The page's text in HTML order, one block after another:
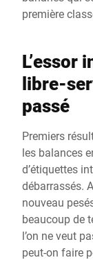
première
L’essor
libre-
passé
Premiers
les balances
d’étiquettes
débarrassés.
nouveau
beaucoup de
l’on ne veut
peut-on faire